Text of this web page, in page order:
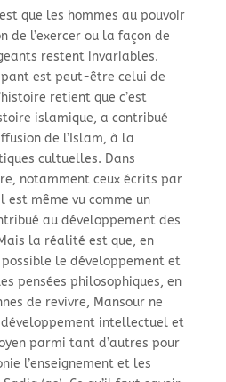
que les hommes au pouvoir
de l’exercer ou la façon de
restent invariables.
est peut-être celui de
retient que c’est
islamique, a contribué
de l’Islam, à la
cultuelles. Dans
notamment ceux écrits par
est même vu comme un
au développement des
la réalité est que, en
le développement et
pensées philosophiques, en
de revivre, Mansour ne
intellectuel et
parmi tant d’autres pour
l’enseignement et les